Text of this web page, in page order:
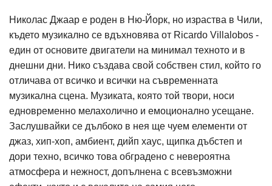
Николас Джаар е роден в Ню-Йорк, но израства в Чили,
където музикално се вдъхновява от Ricardo Villalobos -
един от основите двигатели на минимал техното и в
днешни дни. Нико създава свой собствен стил, който го
отличава от всичко и всички на съвременната
музикална сцена. Музиката, която той твори, носи
едновременно мелахолично и емоционално усещане.
Заслушвайки се дълбоко в нея ще чуем елементи от
джаз, хип-хоп, амбиент, дийп хаус, щипка дъбстеп и
дори техно, всичко това обградено с невероятна
атмосфера и нежност, допълнена с всевъзможни